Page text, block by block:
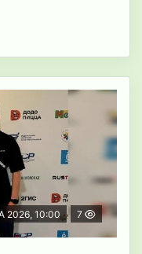
2026, 10:00 7